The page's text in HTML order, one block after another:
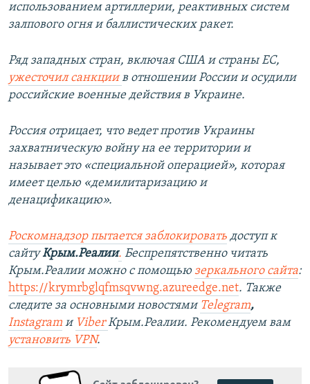
использованием артиллерии, реактивных систем
залпового огня и баллистических ракет.
Ряд западных стран, включая США и страны ЕС,
ужесточил санкциив отношении России и осудили
российские военные действия в Украине.
Россия отрицает, что ведет против Украины
захватническую войну на ее территории и
называет это «специальной операцией», которая
имеет целью «демилитаризацию и
денацификацию».
Роскомнадзор пытается заблокировать доступ к
сайтуКрым.Реалии. Беспрепятственно читать
Крым.Реалии можно с помощью зеркального сайта:
https://krymrbglqfmsqvwng.azureedge.net​. Также
следите за основными новостями Telegram,
Instagram и ViberКрым.Реалии. Рекомендуем вам
установить VPN.